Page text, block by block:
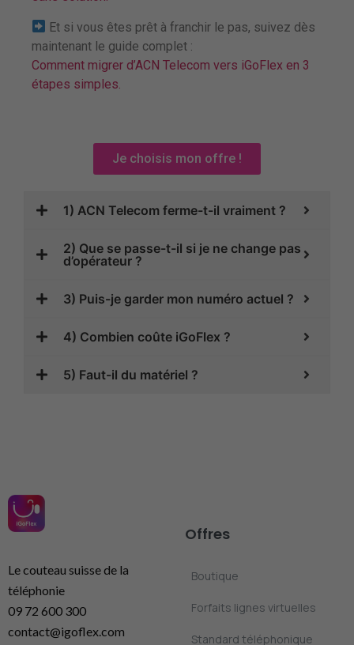
Et si vous êtes prêt à franchir le pas, suivez dès
maintenant le guide complet :
Comment migrer d’ACN Telecom vers iGoFlex en 3
étapes simples.
Je choisis mon offre !
1) ACN Telecom ferme-t-il vraiment ?
2) Que se passe-t-il si je ne change pas
d’opérateur ?
3) Puis-je garder mon numéro actuel ?
4) Combien coûte iGoFlex ?
5) Faut-il du matériel ?
Le couteau suisse de la
téléphonie
09 72 600 300
contact@igoflex.com
Offres
Boutique
Forfaits lignes virtuelles
Standard téléphonique